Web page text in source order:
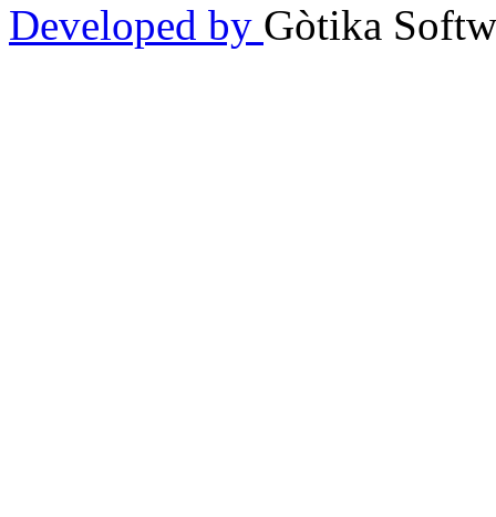
Developed by Gòtika